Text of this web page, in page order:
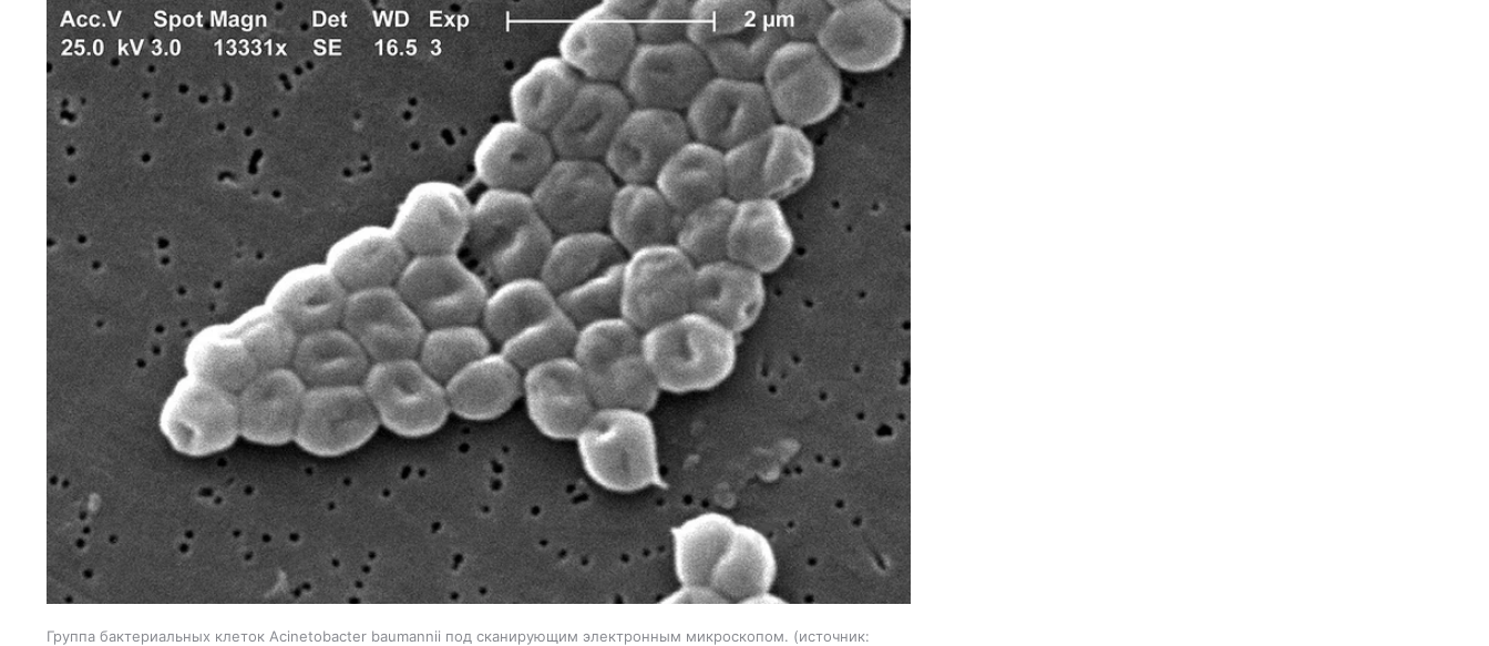
Группа бактериальных клеток Acinetobacter baumannii под сканирующим электронным микроскопом.
источник: